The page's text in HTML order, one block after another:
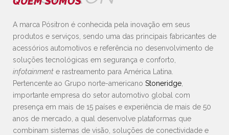
A marca Pósitron é conhecida pela inovação em seus
produtos e serviços, sendo uma das principais fabricantes de
acessórios automotivos e referência no desenvolvimento de
soluções tecnológicas em segurança e conforto,
infotainment e rastreamento para América Latina.
Pertencente ao Grupo norte-americano Stoneridge
importante empresa do setor automotivo global com
presença em mais de 15 países e experiência de mais de 50
anos de mercado, a qual desenvolve plataformas que
combinam sistemas de visão, soluções de conectividade e